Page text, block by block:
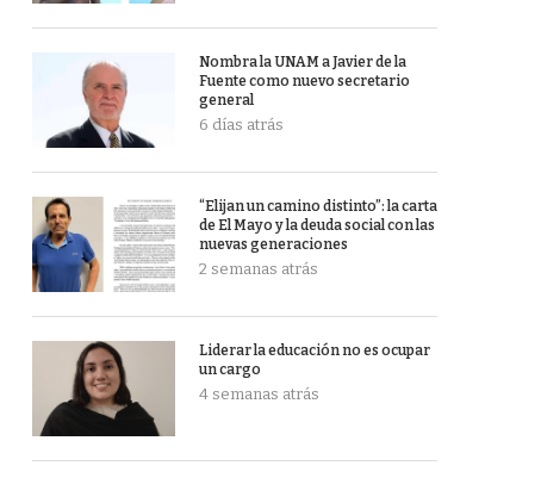
Nombra la UNAM a Javier de la
Fuente como nuevo secretario
general
6 días atrás
“Elijan un camino distinto”: la carta
de El Mayo y la deuda social con las
nuevas generaciones
2 semanas atrás
Liderar la educación no es ocupar
un cargo
4 semanas atrás